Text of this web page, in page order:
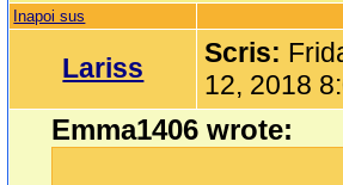
Inapoi sus
Lariss Scris:
12, 2018
Emma1406 wrote: